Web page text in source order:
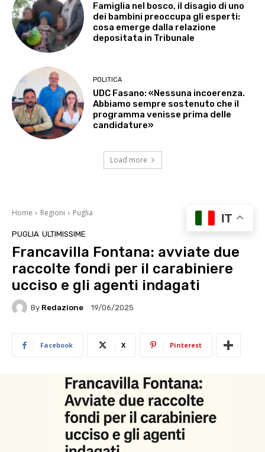
Famiglia nel bosco, il disagio di uno
dei bambini preoccupa gli esperti:
cosa emerge dalla relazione
depositata in Tribunale
POLITICA
UDC Fasano: «Nessuna incoerenza.
Abbiamo sempre sostenuto che il
programma venisse prima delle
candidature»
Load more